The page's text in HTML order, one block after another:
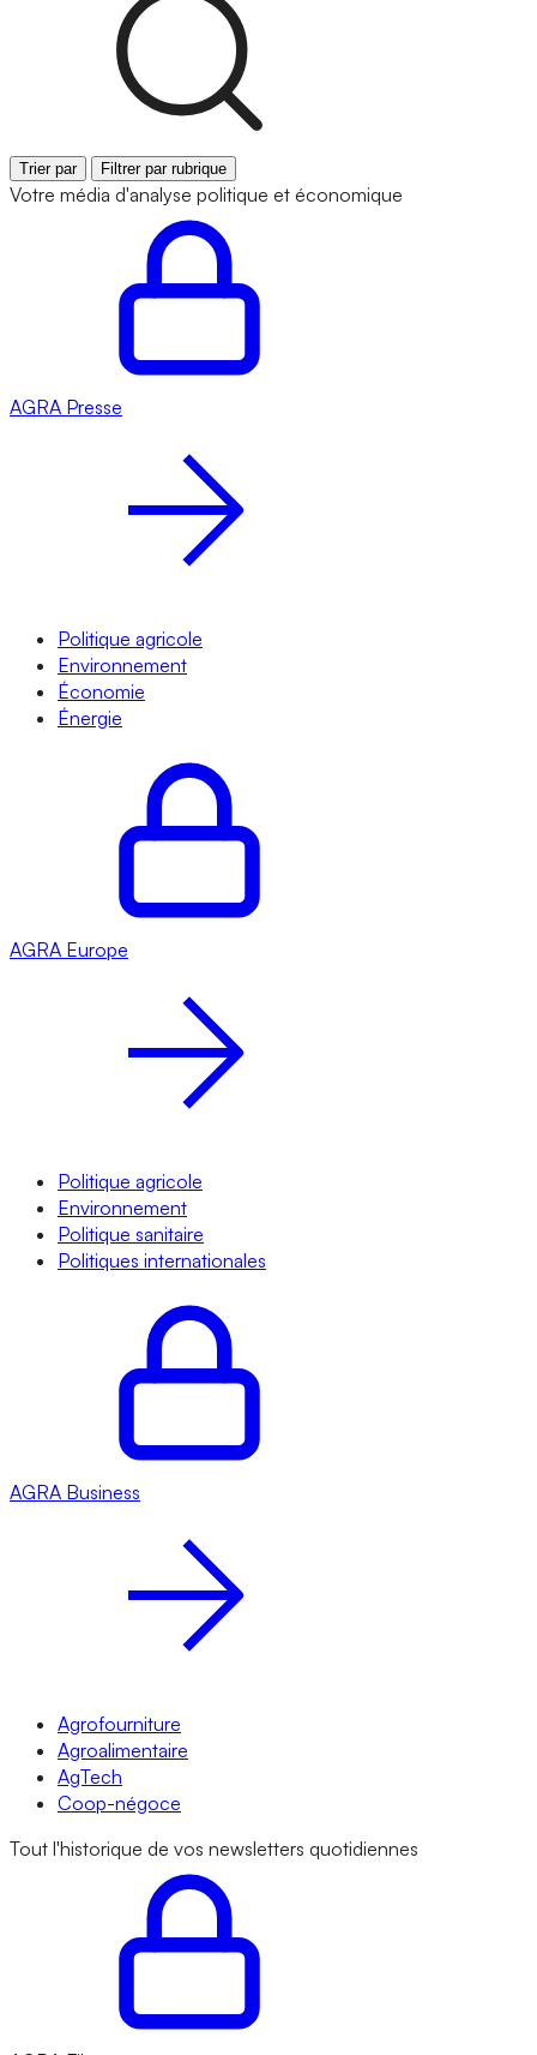
Trier par Filtrer par rubrique
Votre média d'analyse politique et économique
AGRA Presse
Politique agricole
Environnement
Économie
Énergie
AGRA Europe
Politique agricole
Environnement
Politique sanitaire
Politiques internationales
AGRA Business
Agrofourniture
Agroalimentaire
AgTech
Coop-négoce
Tout l'historique de vos newsletters quotidiennes